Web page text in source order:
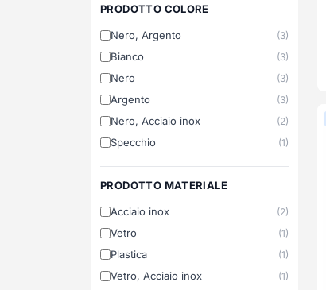
PRODOTTO COLORE
Nero, Argento (3)
Bianco (3)
Nero (3)
Argento (3)
Nero, Acciaio inox (2)
Specchio (1)
PRODOTTO MATERIALE
Acciaio inox (2)
Vetro (1)
Plastica (1)
Vetro, Acciaio inox (1)